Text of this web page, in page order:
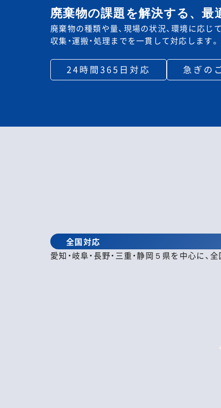
廃棄物の課題を解決する、最
廃棄物の種類や量、現場の状況、環境に応じ
収集・運搬・処理までを一貫して対応します。
24時間365日対応 急ぎの
全国対応
愛知・岐阜・長野・三重・静岡５県を中心に